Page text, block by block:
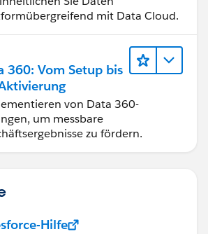
mit Data Cloud.
360: Vom Setup bis
von Data 360-
um messbare
zu fördern.
Hilfe